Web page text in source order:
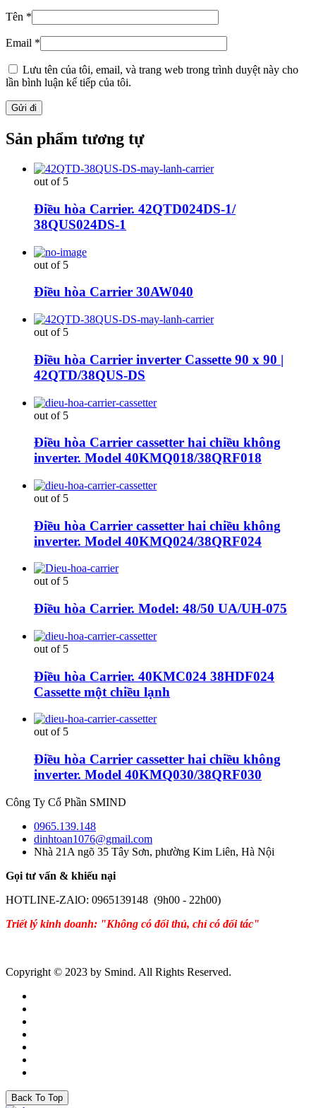
Tên *
Email *
Lưu tên của tôi, email, và trang web trong trình duyệt này cho
lần bình luận kế tiếp của tôi.
Sản phẩm tương tự
out of 5
Điều hòa Carrier. 42QTD024DS-1/
38QUS024DS-1
out of 5
Điều hòa Carrier 30AW040
out of 5
Điều hòa Carrier inverter Cassette 90 x 90 |
42QTD/38QUS-DS
out of 5
Điều hòa Carrier cassetter hai chiều không
inverter. Model 40KMQ018/38QRF018
out of 5
Điều hòa Carrier cassetter hai chiều không
inverter. Model 40KMQ024/38QRF024
out of 5
Điều hòa Carrier. Model: 48/50 UA/UH-075
out of 5
Điều hòa Carrier. 40KMC024 38HDF024
Cassette một chiều lạnh
out of 5
Điều hòa Carrier cassetter hai chiều không
inverter. Model 40KMQ030/38QRF030
Công Ty Cổ Phần SMIND
0965.139.148
dinhtoan1076@gmail.com
Nhà 21A ngõ 35 Tây Sơn, phường Kim Liên, Hà Nội
Gọi tư vấn & khiếu nại
HOTLINE-ZAlO: 0965139148 (9h00 - 22h00)
Triết lý kinh doanh: "Không có đối thủ, chỉ có đối tác"
Copyright © 2023 by Smind. All Rights Reserved.
Back To Top